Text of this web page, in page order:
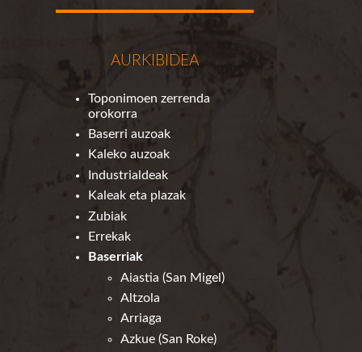
AURKIBIDEA
Toponimoen zerrenda
orokorra
Baserri auzoak
Kaleko auzoak
Industrialdeak
Kaleak eta plazak
Zubiak
Errekak
Baserriak
Aiastia (San Migel)
Altzola
Arriaga
Azkue (San Roke)